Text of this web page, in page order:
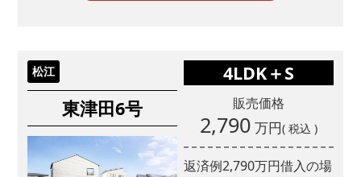
松江
東津田6号
4LDK＋S
販売価格
2,790万円( 税込 )
返済例2,790万円借入の場